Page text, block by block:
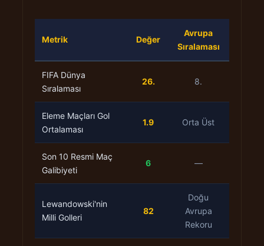
Metrik Değer
Avrupa
Sıralaması
FIFA Dünya
Sıralaması
26. 8.
Eleme Maçları Gol
Ortalaması
1.9 Orta Üst
Son 10 Resmi Maç
Galibiyeti
6 —
Lewandowski'nin
Milli Golleri
82
Doğu
Avrupa
Rekoru